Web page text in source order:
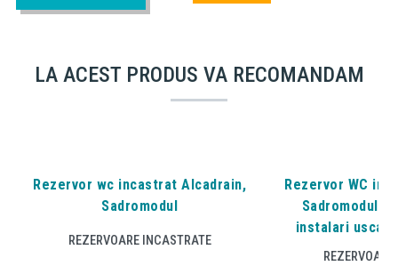
LA ACEST PRODUS VA RECOMANDAM
Rezervor wc incastrat Alcadrain,
Sadromodul
REZERVOARE INCASTRATE
Rezervor WC
Sadromodul,
instalari